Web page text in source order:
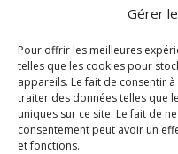
Gérer
Pour offrir les meilleures
telles que les cookies pour
appareils. Le fait de consentir
traiter des données telles que
uniques sur ce site. Le fait de
consentement peut avoir un
et fonctions.
Annonces
Associations
Actualités
Connexion